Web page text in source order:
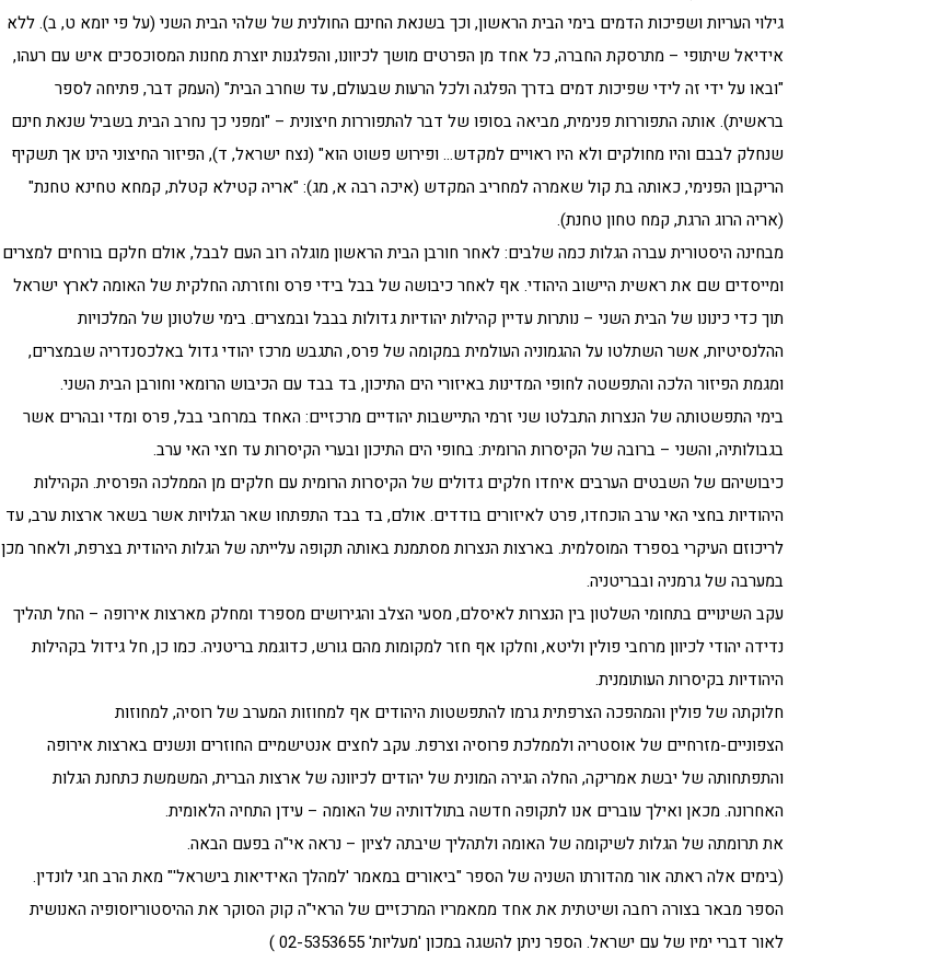
גילוי העריות ושפיכות הדמים בימי הבית הראשון, וכך בשנאת החינם החולנית של שלהי הבית השני (על פי יומא ט, ב). ללא
אידיאל שיתופי – מתרסקת החברה, כל אחד מן הפרטים מושך לכיוונו, והפלגנות יוצרת מחנות המסוכסכים איש עם רעהו,
"ובאו על ידי זה לידי שפיכות דמים בדרך הפלגה ולכל הרעות שבעולם, עד שחרב הבית" (העמק דבר, פתיחה לספר
בראשית). אותה התפוררות פנימית, מביאה בסופו של דבר להתפוררות חיצונית – "ומפני כך נחרב הבית בשביל שנאת חינם
שנחלק לבבם והיו מחולקים ולא היו ראויים למקדש… ופירוש פשוט הוא" (נצח ישראל, ד), הפיזור החיצוני הינו אך תשקיף
הריקבון הפנימי, כאותה בת קול שאמרה למחריב המקדש (איכה רבה א, מג): "אריה קטילא קטלת, קמחא טחינא טחנת"
(אריה הרוג הרגת, קמח טחון טחנת).
מבחינה היסטורית עברה הגלות כמה שלבים: לאחר חורבן הבית הראשון מוגלה רוב העם לבבל, אולם חלקם בורחים למצרים
ומייסדים שם את ראשית היישוב היהודי. אף לאחר כיבושה של בבל בידי פרס וחזרתה החלקית של האומה לארץ ישראל
תוך כדי כינונו של הבית השני – נותרות עדיין קהילות יהודיות גדולות בבבל ובמצרים. בימי שלטונן של המלכויות
ההלנסיטיות, אשר השתלטו על ההגמוניה העולמית במקומה של פרס, התגבש מרכז יהודי גדול באלכסנדריה שבמצרים,
ומגמת הפיזור הלכה והתפשטה לחופי המדינות באיזורי הים התיכון, בד בבד עם הכיבוש הרומאי וחורבן הבית השני.
בימי התפשטותה של הנצרות התבלטו שני זרמי התיישבות יהודיים מרכזיים: האחד במרחבי בבל, פרס ומדי ובהרים אשר
בגבולותיה, והשני – ברובה של הקיסרות הרומית: בחופי הים התיכון ובערי הקיסרות עד חצי האי ערב.
כיבושיהם של השבטים הערבים איחדו חלקים גדולים של הקיסרות הרומית עם חלקים מן הממלכה הפרסית. הקהילות
היהודיות בחצי האי ערב הוכחדו, פרט לאיזורים בודדים. אולם, בד בבד התפתחו שאר הגלויות אשר בשאר ארצות ערב, עד
לריכוזם העיקרי בספרד המוסלמית. בארצות הנצרות מסתמנת באותה תקופה עלייתה של הגלות היהודית בצרפת, ולאחר מכן
במערבה של גרמניה ובבריטניה.
עקב השינויים בתחומי השלטון בין הנצרות לאיסלם, מסעי הצלב והגירושים מספרד ומחלק מארצות אירופה – החל תהליך
נדידה יהודי לכיוון מרחבי פולין וליטא, וחלקו אף חזר למקומות מהם גורש, כדוגמת בריטניה. כמו כן, חל גידול בקהילות
היהודיות בקיסרות העותומנית.
חלוקתה של פולין והמהפכה הצרפתית גרמו להתפשטות היהודים אף למחוזות המערב של רוסיה, למחוזות
הצפוניים-מזרחיים של אוסטריה ולממלכת פרוסיה וצרפת. עקב לחצים אנטישמיים החוזרים ונשנים בארצות אירופה
והתפתחותה של יבשת אמריקה, החלה הגירה המונית של יהודים לכיוונה של ארצות הברית, המשמשת כתחנת הגלות
האחרונה. מכאן ואילך עוברים אנו לתקופה חדשה בתולדותיה של האומה – עידן התחיה הלאומית.
את תרומתה של הגלות לשיקומה של האומה ולתהליך שיבתה לציון – נראה אי"ה בפעם הבאה.
(בימים אלה ראתה אור מהדורתו השניה של הספר "ביאורים במאמר 'למהלך האידיאות בישראל'" מאת הרב חגי לונדין.
הספר מבאר בצורה רחבה ושיטתית את אחד ממאמריו המרכזיים של הראי"ה קוק הסוקר את ההיסטוריוסופיה האנושית
לאור דברי ימיו של עם ישראל. הספר ניתן להשגה במכון 'מעליות' 02-5353655 )